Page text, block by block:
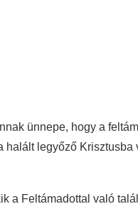
ünnepe, hogy a
legyőző Krisztusba
a Feltámadottal való